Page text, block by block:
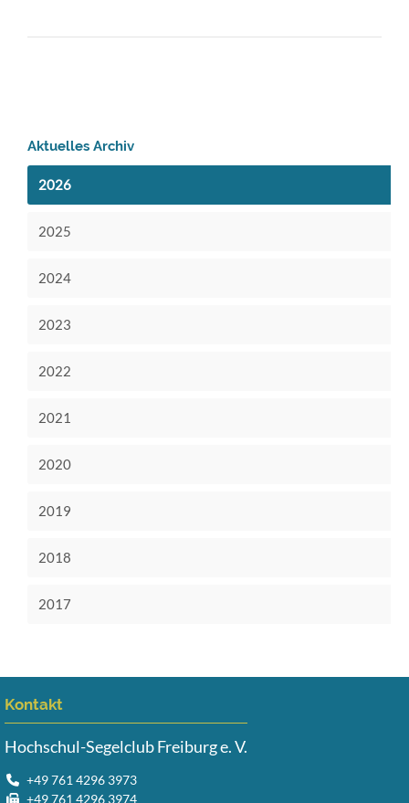
Aktuelles Archiv
2026
2025
2024
2023
2022
2021
2020
2019
2018
2017
Kontakt
Hochschul-Segelclub Freiburg e. V.
+49 761 4296 3973
+49 761 4296 3974